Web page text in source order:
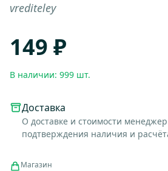
vrediteley
149 ₽
В наличии: 999 шт.
Доставка
О доставке и стоимости
подтверждения наличия и
Магазин